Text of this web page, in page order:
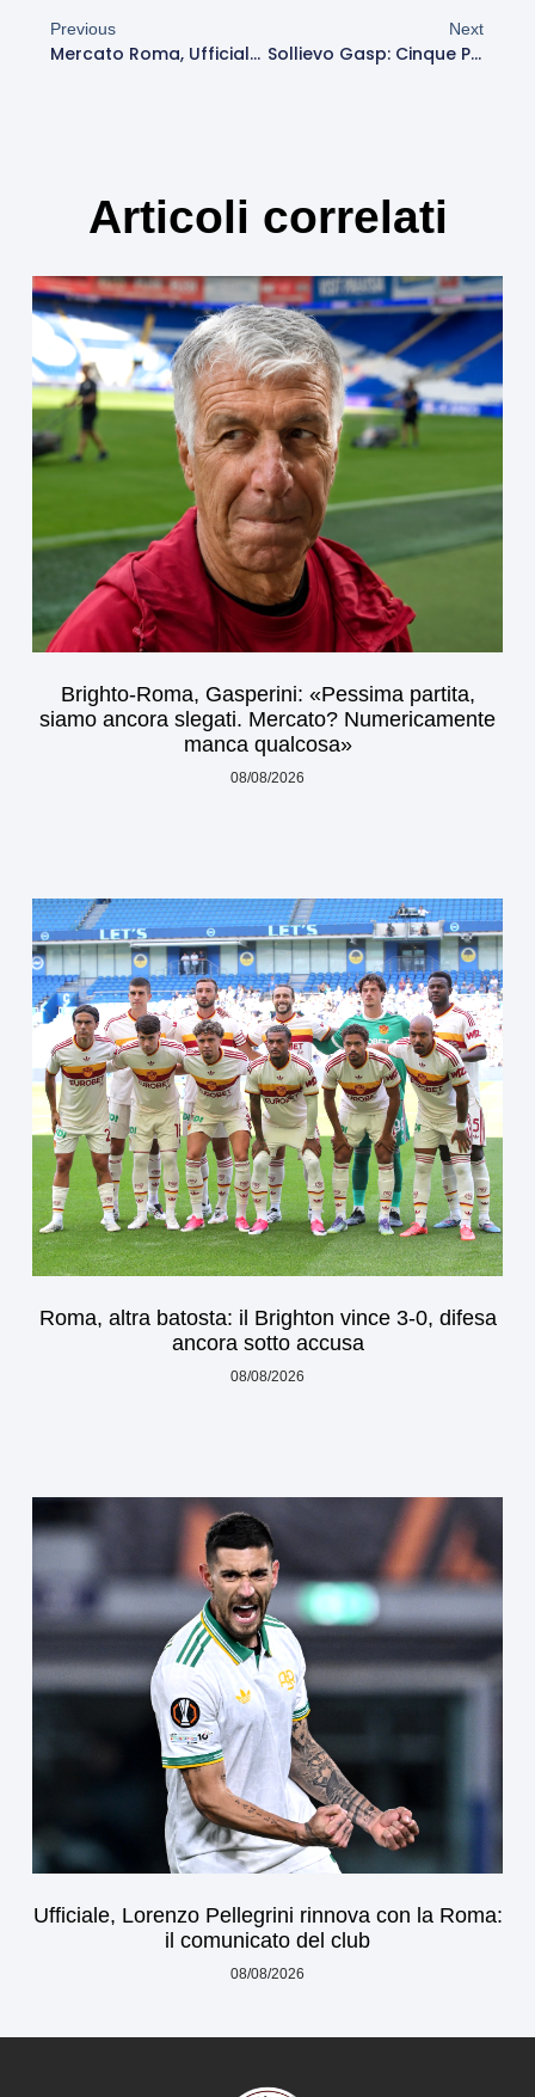
Previous
Mercato Roma, Ufficiale L’uscita Di Sangaré: Il Terzino Vola All’Elche
Next
Sollievo Gasp: Cinque Partite In 34 Giorni
Articoli correlati
Brighto-Roma, Gasperini: «Pessima partita,
siamo ancora slegati. Mercato? Numericamente
manca qualcosa»
08/08/2026
Roma, altra batosta: il Brighton vince 3-0, difesa
ancora sotto accusa
08/08/2026
Ufficiale, Lorenzo Pellegrini rinnova con la Roma:
il comunicato del club
08/08/2026